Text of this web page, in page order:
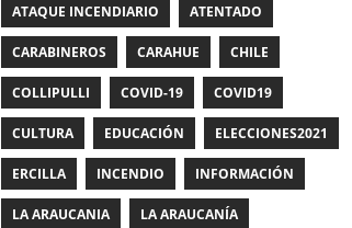
ATAQUE INCENDIARIO ATENTADO
CARABINEROS CARAHUE CHILE
COLLIPULLI COVID-19 COVID19
CULTURA EDUCACIÓN ELECCIONES2021
ERCILLA INCENDIO INFORMACIÓN
LA ARAUCANIA LA ARAUCANÍA